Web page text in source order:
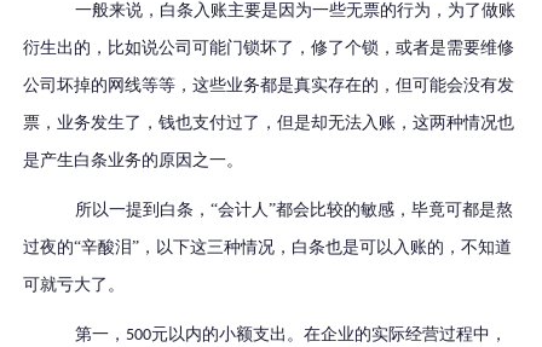
一般来说，白条入账主要是因为一些无票的行为，为了做账
衍生出的，比如说公司可能门锁坏了，修了个锁，或者是需要维修
公司坏掉的网线等等，这些业务都是真实存在的，但可能会没有发
票，业务发生了，钱也支付过了，但是却无法入账，这两种情况也
是产生白条业务的原因之一。
所以一提到白条，“会计人”都会比较的敏感，毕竟可都是熬
过夜的“辛酸泪”，以下这三种情况，白条也是可以入账的，不知道
可就亏大了。
第一， 500元以内的小额支出。在企业的实际经营过程中，